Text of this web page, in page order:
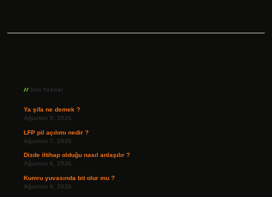
Son Yazılar
Ya şifa ne demek ?
Ağustos 9, 2026
LFP pil açılımı nedir ?
Ağustos 7, 2026
Dizde iltihap olduğu nasıl anlaşılır ?
Ağustos 6, 2026
Kumru yuvasında bit olur mu ?
Ağustos 6, 2026